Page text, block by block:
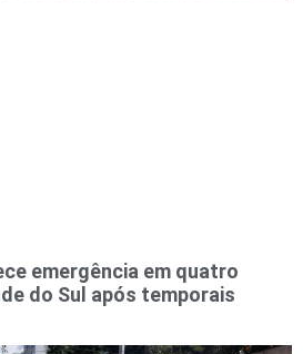
emergência em quatro
do Sul após temporais